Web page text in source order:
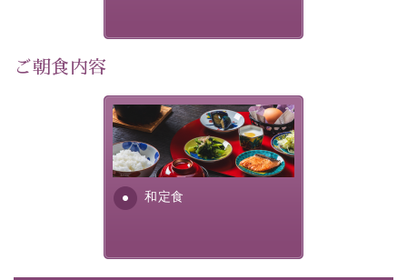
・諏訪大社4社を巡る無料参拝バス（事前予約制）
・館内着をご用意
・就寝用パジャマをご用意
・環境に配慮したアメニティをご用意
・館内フリーWi-Fi
・チェックイン15時、チェックアウト10時
ご朝食内容
和定食
さっぱりとした和食膳に使わ
れる食材は、諏訪の名産品を
ふんだんに取り入れ、安心・
安全を心掛けた長野県産...